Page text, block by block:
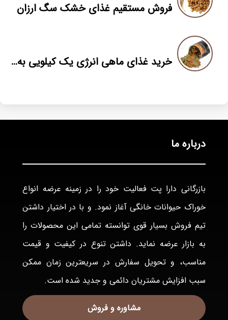
فروش مستقیم غذای خشک سگ ارزان
خرید غذای ماهی انرژی یک کیلویی به قیمت عمده
درباره ما
بازرگانی دارا پت فعاليت خود را در زمينه عرضه انواع
خوراک حيوانات خانگی آغاز نمود. و با در اختيار داشتن
تيم فروش بسيار قوی توانسته تمامی اين محصولات را
به بازار عرضه نمايد. داشتن تنوع در كيفيت و قيمت
مناسب، و تحويل سفارش در سريعترين زمان ممكن
سبب افزايش مشتريان دائمی و جديد شده است.
مشاوره و فروش